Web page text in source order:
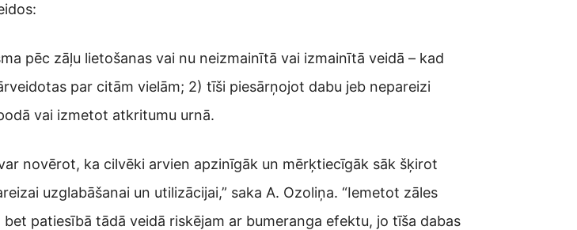
pēc zāļu lietošanas vai nu neizmainītā vai izmainītā veidā – kad
par citām vielām; 2) tīši piesārņojot dabu jeb nepareizi
vai izmetot atkritumu urnā.
novērot, ka cilvēki arvien apzinīgāk un mērķtiecīgāk sāk šķirot
uzglabāšanai un utilizācijai,” saka A. Ozoliņa. “Iemetot zāles
patiesībā tādā veidā riskējam ar bumeranga efektu, jo tīša dabas